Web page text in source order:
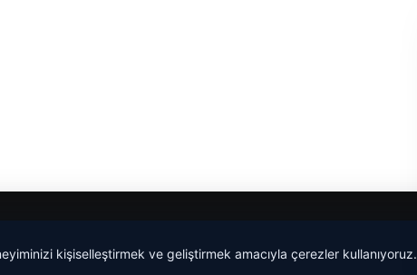
kişiselleştirmek ve geliştirmek amacıyla çerezler kullanıyoruz.
malta work and study|lemagrup.com.tr